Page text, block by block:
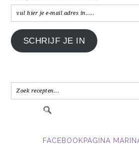
vul
hier
je
e-
in.....
SCHRIJF JE IN
FACEBOOKPAGINA